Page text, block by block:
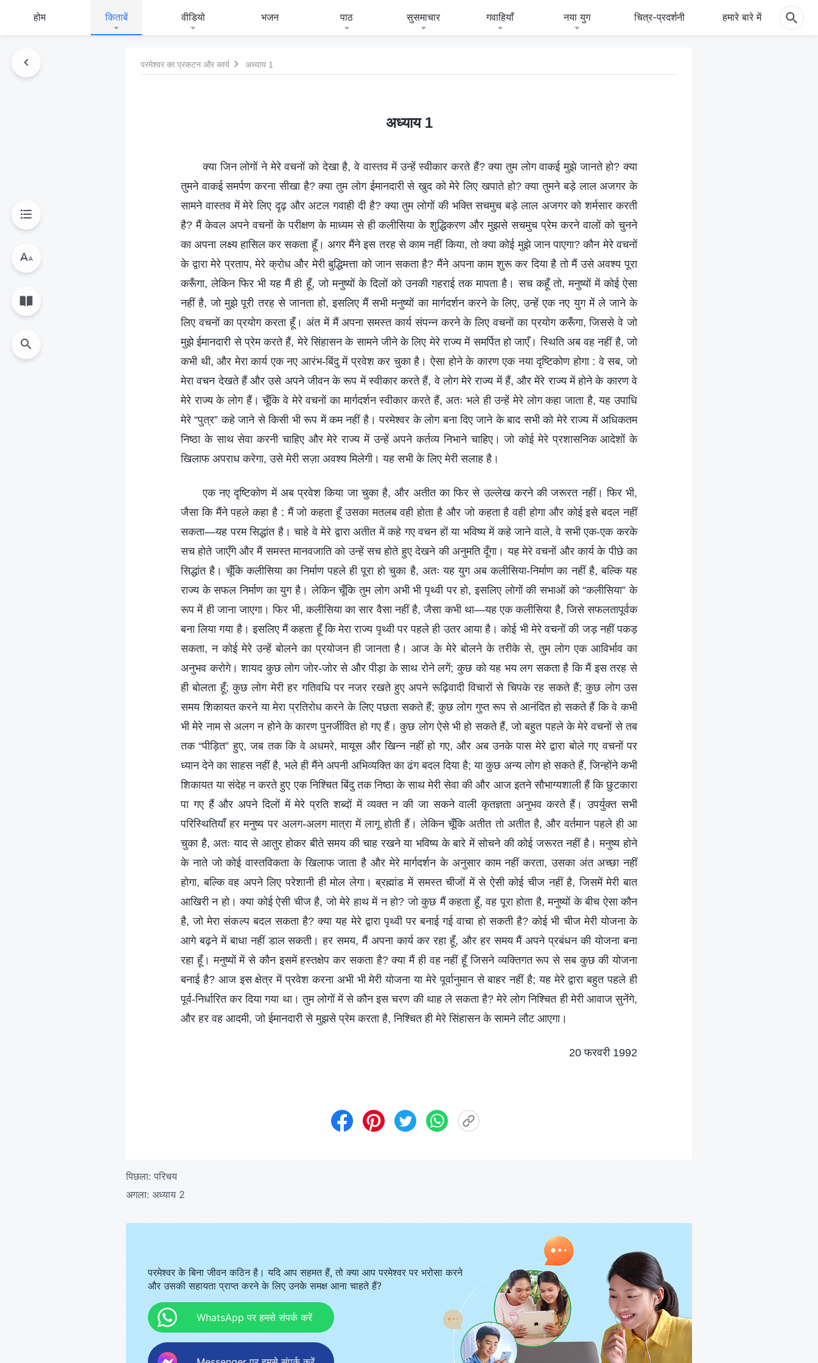
होम किताबें वीडियो भजन पाठ सुसमाचार गवाहियाँ नया युग चित्र-प्रदर्शनी हमारे बारे में
परमेश्वर का प्रकटन और कार्य अध्याय 1
अध्याय 1
क्या जिन लोगों ने मेरे वचनों को देखा है, वे वास्तव में उन्हें स्वीकार करते हैं? क्या तुम लोग वाकई मुझे जानते हो? क्या
तुमने वाकई समर्पण करना सीखा है? क्या तुम लोग ईमानदारी से खुद को मेरे लिए खपाते हो? क्या तुमने बड़े लाल अजगर के
सामने वास्तव में मेरे लिए दृढ़ और अटल गवाही दी है? क्या तुम लोगों की भक्ति सचमुच बड़े लाल अजगर को शर्मसार करती
है? मैं केवल अपने वचनों के परीक्षण के माध्यम से ही कलीसिया के शुद्धिकरण और मुझसे सचमुच प्रेम करने वालों को चुनने
का अपना लक्ष्य हासिल कर सकता हूँ। अगर मैंने इस तरह से काम नहीं किया, तो क्या कोई मुझे जान पाएगा? कौन मेरे वचनों
के द्वारा मेरे प्रताप, मेरे क्रोध और मेरी बुद्धिमत्ता को जान सकता है? मैंने अपना काम शुरू कर दिया है तो मैं उसे अवश्य पूरा
करूँगा, लेकिन फिर भी यह मैं ही हूँ, जो मनुष्यों के दिलों को उनकी गहराई तक मापता है। सच कहूँ तो, मनुष्यों में कोई ऐसा
नहीं है, जो मुझे पूरी तरह से जानता हो, इसलिए मैं सभी मनुष्यों का मार्गदर्शन करने के लिए, उन्हें एक नए युग में ले जाने के
लिए वचनों का प्रयोग करता हूँ। अंत में मैं अपना समस्त कार्य संपन्न करने के लिए वचनों का प्रयोग करूँगा, जिससे वे जो
मुझे ईमानदारी से प्रेम करते हैं, मेरे सिंहासन के सामने जीने के लिए मेरे राज्य में समर्पित हो जाएँ। स्थिति अब वह नहीं है, जो
कभी थी, और मेरा कार्य एक नए आरंभ-बिंदु में प्रवेश कर चुका है। ऐसा होने के कारण एक नया दृष्टिकोण होगा : वे सब, जो
मेरा वचन देखते हैं और उसे अपने जीवन के रूप में स्वीकार करते हैं, वे लोग मेरे राज्य में हैं, और मेंरे राज्य में होने के कारण वे
मेरे राज्य के लोग हैं। चूँकि वे मेरे वचनों का मार्गदर्शन स्वीकार करते हैं, अतः भले ही उन्हें मेरे लोग कहा जाता है, यह उपाधि
मेरे “पुत्र” कहे जाने से किसी भी रूप में कम नहीं है। परमेश्वर के लोग बना दिए जाने के बाद सभी को मेरे राज्य में अधिकतम
निष्ठा के साथ सेवा करनी चाहिए और मेरे राज्य में उन्हें अपने कर्तव्य निभाने चाहिए। जो कोई मेरे प्रशासनिक आदेशों के
खिलाफ अपराध करेगा, उसे मेरी सज़ा अवश्य मिलेगी। यह सभी के लिए मेरी सलाह है।
एक नए दृष्टिकोण में अब प्रवेश किया जा चुका है, और अतीत का फिर से उल्लेख करने की जरूरत नहीं। फिर भी,
जैसा कि मैंने पहले कहा है : मैं जो कहता हूँ उसका मतलब वही होता है और जो कहता है वही होगा और कोई इसे बदल नहीं
सकता—यह परम सिद्धांत है। चाहे वे मेरे द्वारा अतीत में कहे गए वचन हों या भविष्य में कहे जाने वाले, वे सभी एक-एक करके
सच होते जाएँगे और मैं समस्त मानवजाति को उन्हें सच होते हुए देखने की अनुमति दूँगा। यह मेरे वचनों और कार्य के पीछे का
सिद्धांत है। चूँकि कलीसिया का निर्माण पहले ही पूरा हो चुका है, अतः यह युग अब कलीसिया-निर्माण का नहीं है, बल्कि यह
राज्य के सफल निर्माण का युग है। लेकिन चूँकि तुम लोग अभी भी पृथ्वी पर हो, इसलिए लोगों की सभाओं को “कलीसिया” के
रूप में ही जाना जाएगा। फिर भी, कलीसिया का सार वैसा नहीं है, जैसा कभी था—यह एक कलीसिया है, जिसे सफलतापूर्वक
बना लिया गया है। इसलिए मैं कहता हूँ कि मेरा राज्य पृथ्वी पर पहले ही उतर आया है। कोई भी मेरे वचनों की जड़ नहीं पकड़
सकता, न कोई मेरे उन्हें बोलने का प्रयोजन ही जानता है। आज के मेरे बोलने के तरीके से, तुम लोग एक आविर्भाव का
अनुभव करोगे। शायद कुछ लोग जोर-जोर से और पीड़ा के साथ रोने लगें; कुछ को यह भय लग सकता है कि मैं इस तरह से
ही बोलता हूँ; कुछ लोग मेरी हर गतिवधि पर नजर रखते हुए अपने रूढ़िवादी विचारों से चिपके रह सकते हैं; कुछ लोग उस
समय शिकायत करने या मेरा प्रतिरोध करने के लिए पछता सकते हैं; कुछ लोग गुप्त रूप से आनंदित हो सकते हैं कि वे कभी
भी मेरे नाम से अलग न होने के कारण पुनर्जीवित हो गए हैं। कुछ लोग ऐसे भी हो सकते हैं, जो बहुत पहले के मेरे वचनों से तब
तक “पीड़ित” हुए, जब तक कि वे अधमरे, मायूस और खिन्न नहीं हो गए, और अब उनके पास मेरे द्वारा बोले गए वचनों पर
ध्यान देने का साहस नहीं है, भले ही मैंने अपनी अभिव्यक्ति का ढंग बदल दिया है; या कुछ अन्य लोग हो सकते हैं, जिन्होंने कभी
शिकायत या संदेह न करते हुए एक निश्चित बिंदु तक निष्ठा के साथ मेरी सेवा की और आज इतने सौभाग्यशाली हैं कि छुटकारा
पा गए हैं और अपने दिलों में मेरे प्रति शब्दों में व्यक्त न की जा सकने वाली कृतज्ञता अनुभव करते हैं। उपर्युक्त सभी
परिस्थितियाँ हर मनुष्य पर अलग-अलग मात्रा में लागू होती हैं। लेकिन चूँकि अतीत तो अतीत है, और वर्तमान पहले ही आ
चुका है, अतः याद से आतुर होकर बीते समय की चाह रखने या भविष्य के बारे में सोचने की कोई जरूरत नहीं है। मनुष्य होने
के नाते जो कोई वास्तविकता के खिलाफ जाता है और मेरे मार्गदर्शन के अनुसार काम नहीं करता, उसका अंत अच्छा नहीं
होगा, बल्कि वह अपने लिए परेशानी ही मोल लेगा। ब्रह्मांड में समस्त चीजों में से ऐसी कोई चीज नहीं है, जिसमें मेरी बात
आखिरी न हो। क्या कोई ऐसी चीज है, जो मेरे हाथ में न हो? जो कुछ मैं कहता हूँ, वह पूरा होता है, मनुष्यों के बीच ऐसा कौन
है, जो मेरा संकल्प बदल सकता है? क्या यह मेरे द्वारा पृथ्वी पर बनाई गई वाचा हो सकती है? कोई भी चीज मेरी योजना के
आगे बढ़ने में बाधा नहीं डाल सकती। हर समय, मैं अपना कार्य कर रहा हूँ, और हर समय मैं अपने प्रबंधन की योजना बना
रहा हूँ। मनुष्यों में से कौन इसमें हस्तक्षेप कर सकता है? क्या मैं ही वह नहीं हूँ जिसने व्यक्तिगत रूप से सब कुछ की योजना
बनाई है? आज इस क्षेत्र में प्रवेश करना अभी भी मेरी योजना या मेरे पूर्वानुमान से बाहर नहीं है; यह मेरे द्वारा बहुत पहले ही
पूर्व-निर्धारित कर दिया गया था। तुम लोगों में से कौन इस चरण की थाह ले सकता है? मेरे लोग निश्चित ही मेरी आवाज सुनेंगे,
और हर वह आदमी, जो ईमानदारी से मुझसे प्रेम करता है, निश्चित ही मेरे सिंहासन के सामने लौट आएगा।
20 फरवरी 1992
पिछला: परिचय
अगला: अध्याय 2
परमेश्वर के बिना जीवन कठिन है। यदि आप सहमत हैं, तो क्या आप परमेश्वर पर भरोसा करने
और उसकी सहायता प्राप्त करने के लिए उनके समक्ष आना चाहते हैं?
WhatsApp पर हमसे संपर्क करें